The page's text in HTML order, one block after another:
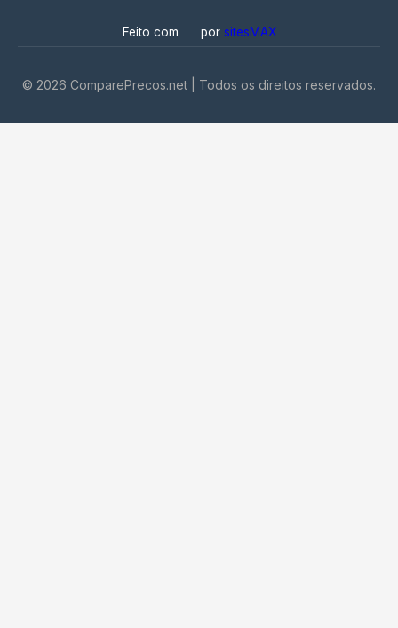
Feito com por sitesMAX
© 2026 ComparePrecos.net | Todos os direitos reservados.